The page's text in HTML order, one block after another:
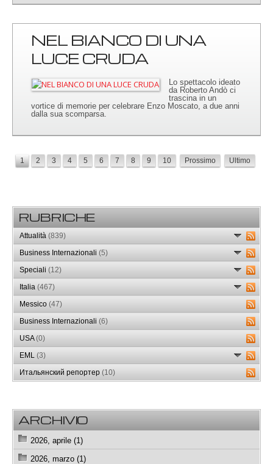
NEL BIANCO DI UNA
LUCE CRUDA
Lo spettacolo ideato
da Roberto Andò ci
trascina in un
vortice di memorie per celebrare Enzo Moscato, a due anni
dalla sua scomparsa.
1 2 3 4 5 6 7 8 9 10 Prossimo Ultimo
RUBRICHE
Attualità (839)
Business Internazionali (5)
Speciali (12)
Italia (467)
Messico (47)
Business Internazionali (6)
USA(0)
EML (3)
Итальянский репортер (10)
ARCHIVIO
2026, aprile (1)
2026, marzo (1)